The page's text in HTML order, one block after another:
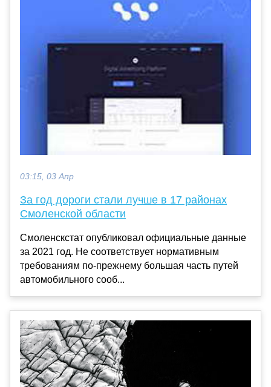
03:15, 03 Апр
За год дороги стали лучше в 17 районах
Смоленской области
Смоленскстат опубликовал официальные данные
за 2021 год. Не соответствует нормативным
требованиям по-прежнему большая часть путей
автомобильного сооб...